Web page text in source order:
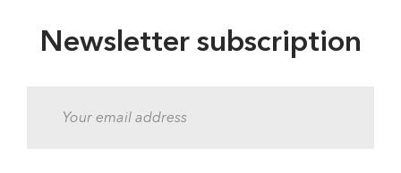
Newsletter subscription